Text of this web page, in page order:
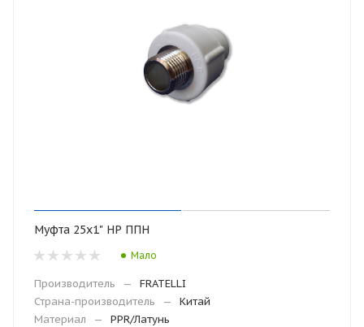
Муфта 25х1" НР ППН
Мало
Производитель —
FRATELLI
Страна-производитель
—
Китай
Материал
—
PPR/Латунь